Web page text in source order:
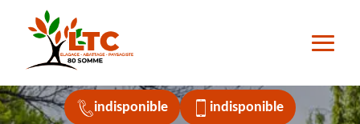
indisponible indisponible